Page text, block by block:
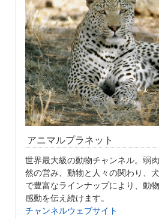
アニマルプラネット
世界最大級の動物チャンネル。弱
然の営み、動物と人々の関わり、
で豊富なラインナップにより、動
感動を伝え続けます。
チャンネルウェブサイト